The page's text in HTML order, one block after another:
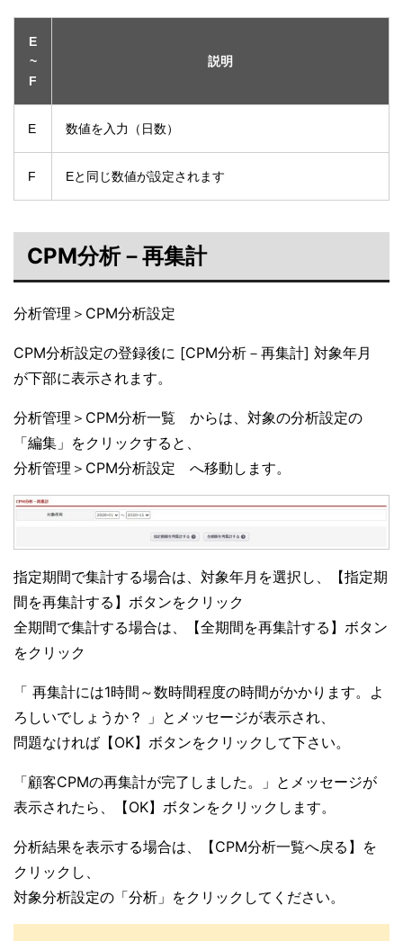
E
~
F
説明
E 数値を入力（日数）
F Eと同じ数値が設定されます
CPM分析－再集計
分析管理＞CPM分析設定
CPM分析設定の登録後に [CPM分析－再集計] 対象年月
が下部に表示されます。
分析管理＞CPM分析一覧 からは、対象の分析設定の
「編集」をクリックすると、
分析管理＞CPM分析設定 へ移動します。
指定期間で集計する場合は、対象年月を選択し、【指定期
間を再集計する】ボタンをクリック
全期間で集計する場合は、【全期間を再集計する】ボタン
をクリック
「 再集計には1時間～数時間程度の時間がかかります。よ
ろしいでしょうか？ 」とメッセージが表示され、
問題なければ【OK】ボタンをクリックして下さい。
「顧客CPMの再集計が完了しました。」とメッセージが
表示されたら、【OK】ボタンをクリックします。
分析結果を表示する場合は、【CPM分析一覧へ戻る】を
クリックし、
対象分析設定の「分析」をクリックしてください。